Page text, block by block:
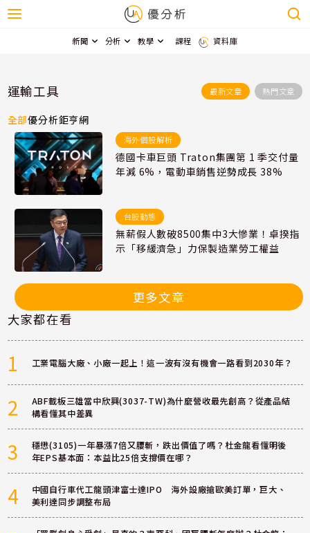
新聞 分析 教學 課程 資料庫
運輸工具 最新文章 熱門文章
全部優分析鉅亨網
海外個股解析
德國卡車巨頭 Traton集團第 1 季交付量
年減 6%，電動車銷售逆勢成長 38%
台股動態
無薪假人數破8500集中3大慘業！卓揆指
示「移緩濟急」力保製造業勞工權益
更多文章
大家都在看
1 工業電腦大廠、小廠一起上！這一波有沒有機會一路看到2030年？
2
ABF載板三雄當中欣興(3037-TW)為什麼營收最先創高？從產品結
構看懂其中差異
3
穩懋(3105)一年暴漲7倍又腰斬，跌出價值了嗎？杜金龍看懂明後
年EPS基本面：本益比25倍支撐價在哪？
4
中國自行車代工龍頭津富士達IPO 海外設廠搶歐美訂單，巨大、
美利達同步調整布局